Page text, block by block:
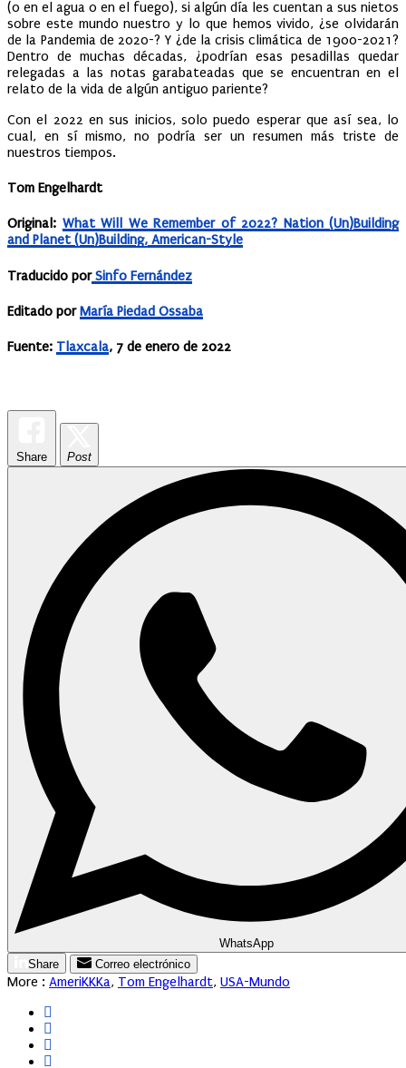
(o en el agua o en el fuego), si algún día les cuentan a sus nietos
sobre este mundo nuestro y lo que hemos vivido, ¿se olvidarán
de la Pandemia de 2020-? Y ¿de la crisis climática de 1900-2021?
Dentro de muchas décadas, ¿podrían esas pesadillas quedar
relegadas a las notas garabateadas que se encuentran en el
relato de la vida de algún antiguo pariente?
Con el 2022 en sus inicios, solo puedo esperar que así sea, lo
cual, en sí mismo, no podría ser un resumen más triste de
nuestros tiempos.
Tom Engelhardt
Original: What Will We Remember of 2022? Nation (Un)Building
and Planet (Un)Building, American-Style
Traducido porSinfo Fernández
Editado porMaría Piedad Ossaba
Fuente: Tlaxcala, 7 de enero de 2022
Share Post
WhatsApp
Share
Correo electrónico
More : AmeriKKKa, Tom Engelhardt, USA-Mundo